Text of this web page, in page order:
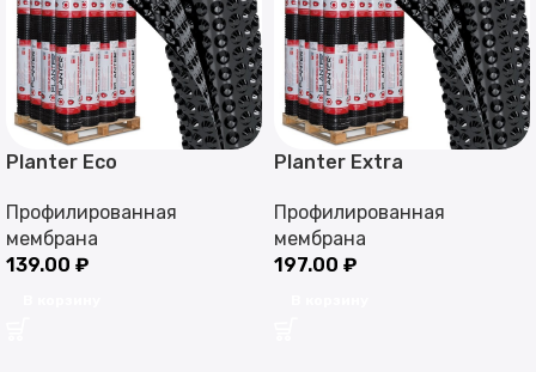
Planter Eco
Профилированная
мембрана
139.00 ₽
Planter Extra
Профилированная
мембрана
197.00 ₽